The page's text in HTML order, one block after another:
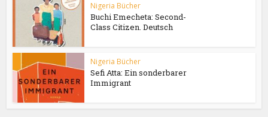
Nigeria Bücher
Buchi Emecheta: Second-
Class Citizen. Deutsch
Nigeria Bücher
Sefi Atta: Ein sonderbarer
Immigrant